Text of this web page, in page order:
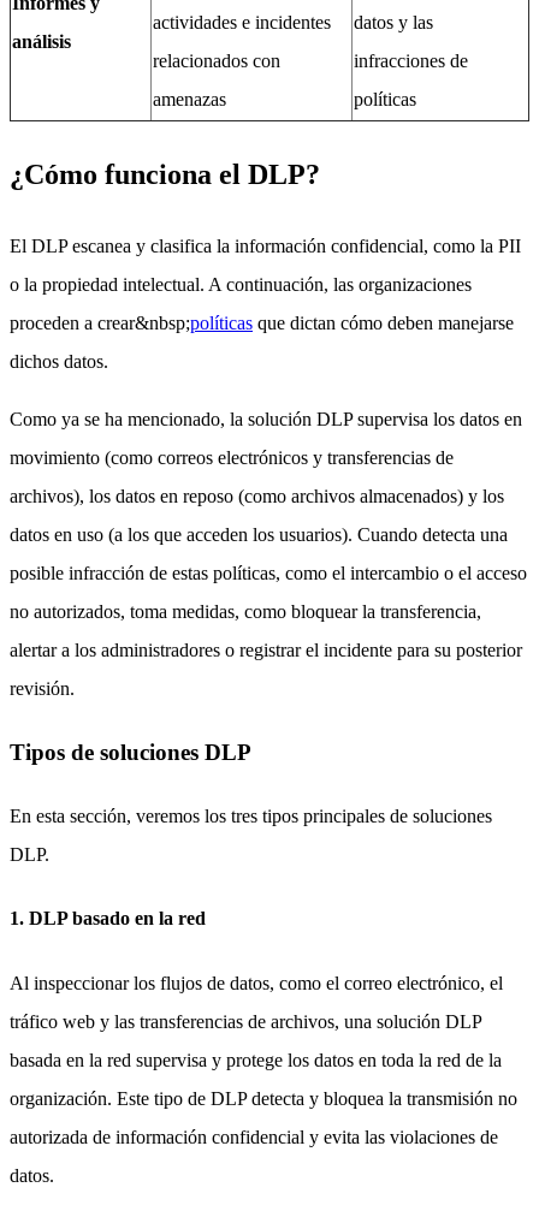
análisis
actividades e incidentes
relacionados con
amenazas
datos y las
infracciones de
políticas
¿Cómo funciona el DLP?
El DLP escanea y clasifica la información confidencial, como la PII
o la propiedad intelectual. A continuación, las organizaciones
proceden a crear&nbsp;políticas que dictan cómo deben manejarse
dichos datos.
Como ya se ha mencionado, la solución DLP supervisa los datos en
movimiento (como correos electrónicos y transferencias de
archivos), los datos en reposo (como archivos almacenados) y los
datos en uso (a los que acceden los usuarios). Cuando detecta una
posible infracción de estas políticas, como el intercambio o el acceso
no autorizados, toma medidas, como bloquear la transferencia,
alertar a los administradores o registrar el incidente para su posterior
revisión.
Tipos de soluciones DLP
En esta sección, veremos los tres tipos principales de soluciones
DLP.
1. DLP basado en la red
Al inspeccionar los flujos de datos, como el correo electrónico, el
tráfico web y las transferencias de archivos, una solución DLP
basada en la red supervisa y protege los datos en toda la red de la
organización. Este tipo de DLP detecta y bloquea la transmisión no
autorizada de información confidencial y evita las violaciones de
datos.